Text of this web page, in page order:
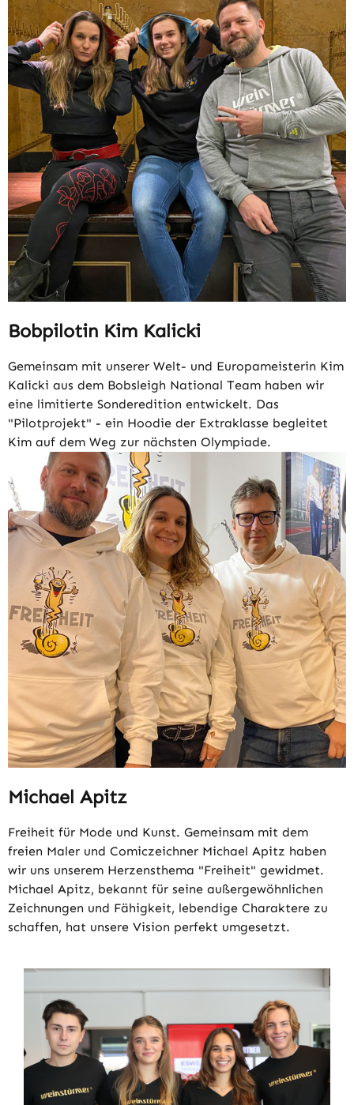
Bobpilotin Kim Kalicki
Gemeinsam mit unserer Welt- und Europameisterin Kim
Kalicki aus dem Bobsleigh National Team haben wir
eine limitierte Sonderedition entwickelt. Das
"Pilotprojekt" - ein Hoodie der Extraklasse begleitet
Kim auf dem Weg zur nächsten Olympiade.
Michael Apitz
Freiheit für Mode und Kunst. Gemeinsam mit dem
freien Maler und Comiczeichner Michael Apitz haben
wir uns unserem Herzensthema "Freiheit" gewidmet.
Michael Apitz, bekannt für seine außergewöhnlichen
Zeichnungen und Fähigkeit, lebendige Charaktere zu
schaffen, hat unsere Vision perfekt umgesetzt.